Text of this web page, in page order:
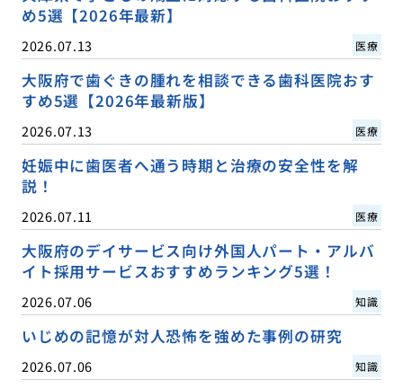
め5選【2026年最新】
2026.07.13 医療
大阪府で歯ぐきの腫れを相談できる歯科医院おす
すめ5選【2026年最新版】
2026.07.13 医療
妊娠中に歯医者へ通う時期と治療の安全性を解
説！
2026.07.11 医療
大阪府のデイサービス向け外国人パート・アルバ
イト採用サービスおすすめランキング5選！
2026.07.06 知識
いじめの記憶が対人恐怖を強めた事例の研究
2026.07.06 知識